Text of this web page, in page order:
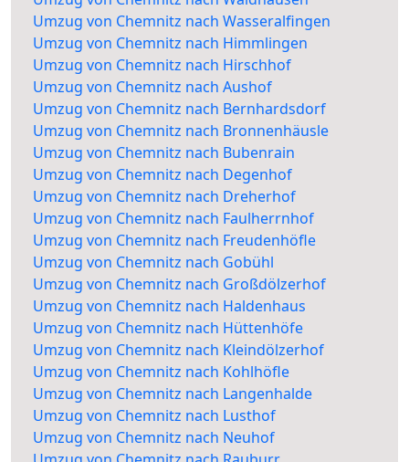
Umzug von Chemnitz nach Wasseralfingen
Umzug von Chemnitz nach Himmlingen
Umzug von Chemnitz nach Hirschhof
Umzug von Chemnitz nach Aushof
Umzug von Chemnitz nach Bernhardsdorf
Umzug von Chemnitz nach Bronnenhäusle
Umzug von Chemnitz nach Bubenrain
Umzug von Chemnitz nach Degenhof
Umzug von Chemnitz nach Dreherhof
Umzug von Chemnitz nach Faulherrnhof
Umzug von Chemnitz nach Freudenhöfle
Umzug von Chemnitz nach Gobühl
Umzug von Chemnitz nach Großdölzerhof
Umzug von Chemnitz nach Haldenhaus
Umzug von Chemnitz nach Hüttenhöfe
Umzug von Chemnitz nach Kleindölzerhof
Umzug von Chemnitz nach Kohlhöfle
Umzug von Chemnitz nach Langenhalde
Umzug von Chemnitz nach Lusthof
Umzug von Chemnitz nach Neuhof